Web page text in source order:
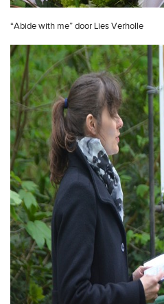
“Abide with me” door Lies Verholle